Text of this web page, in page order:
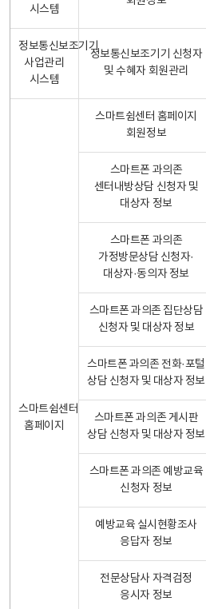
시스템
정보통신보조기기
사업관리
시스템
정보통신보조기기 신청자
및 수혜자 회원관리
스마트쉼센터
홈페이지
스마트쉼센터 홈페이지
회원정보
스마트폰 과의존
센터내방상담 신청자 및
대상자 정보
스마트폰 과의존
가정방문상담 신청자·
대상자·동의자 정보
스마트폰 과의존 집단상담
신청자 및 대상자 정보
스마트폰 과의존 전화·포털
상담 신청자 및 대상자 정보
스마트폰 과의존 게시판
상담 신청자 및 대상자 정보
스마트폰 과의존 예방교육
신청자 정보
예방교육 실시현황조사
응답자 정보
전문상담사 자격검정
응시자 정보